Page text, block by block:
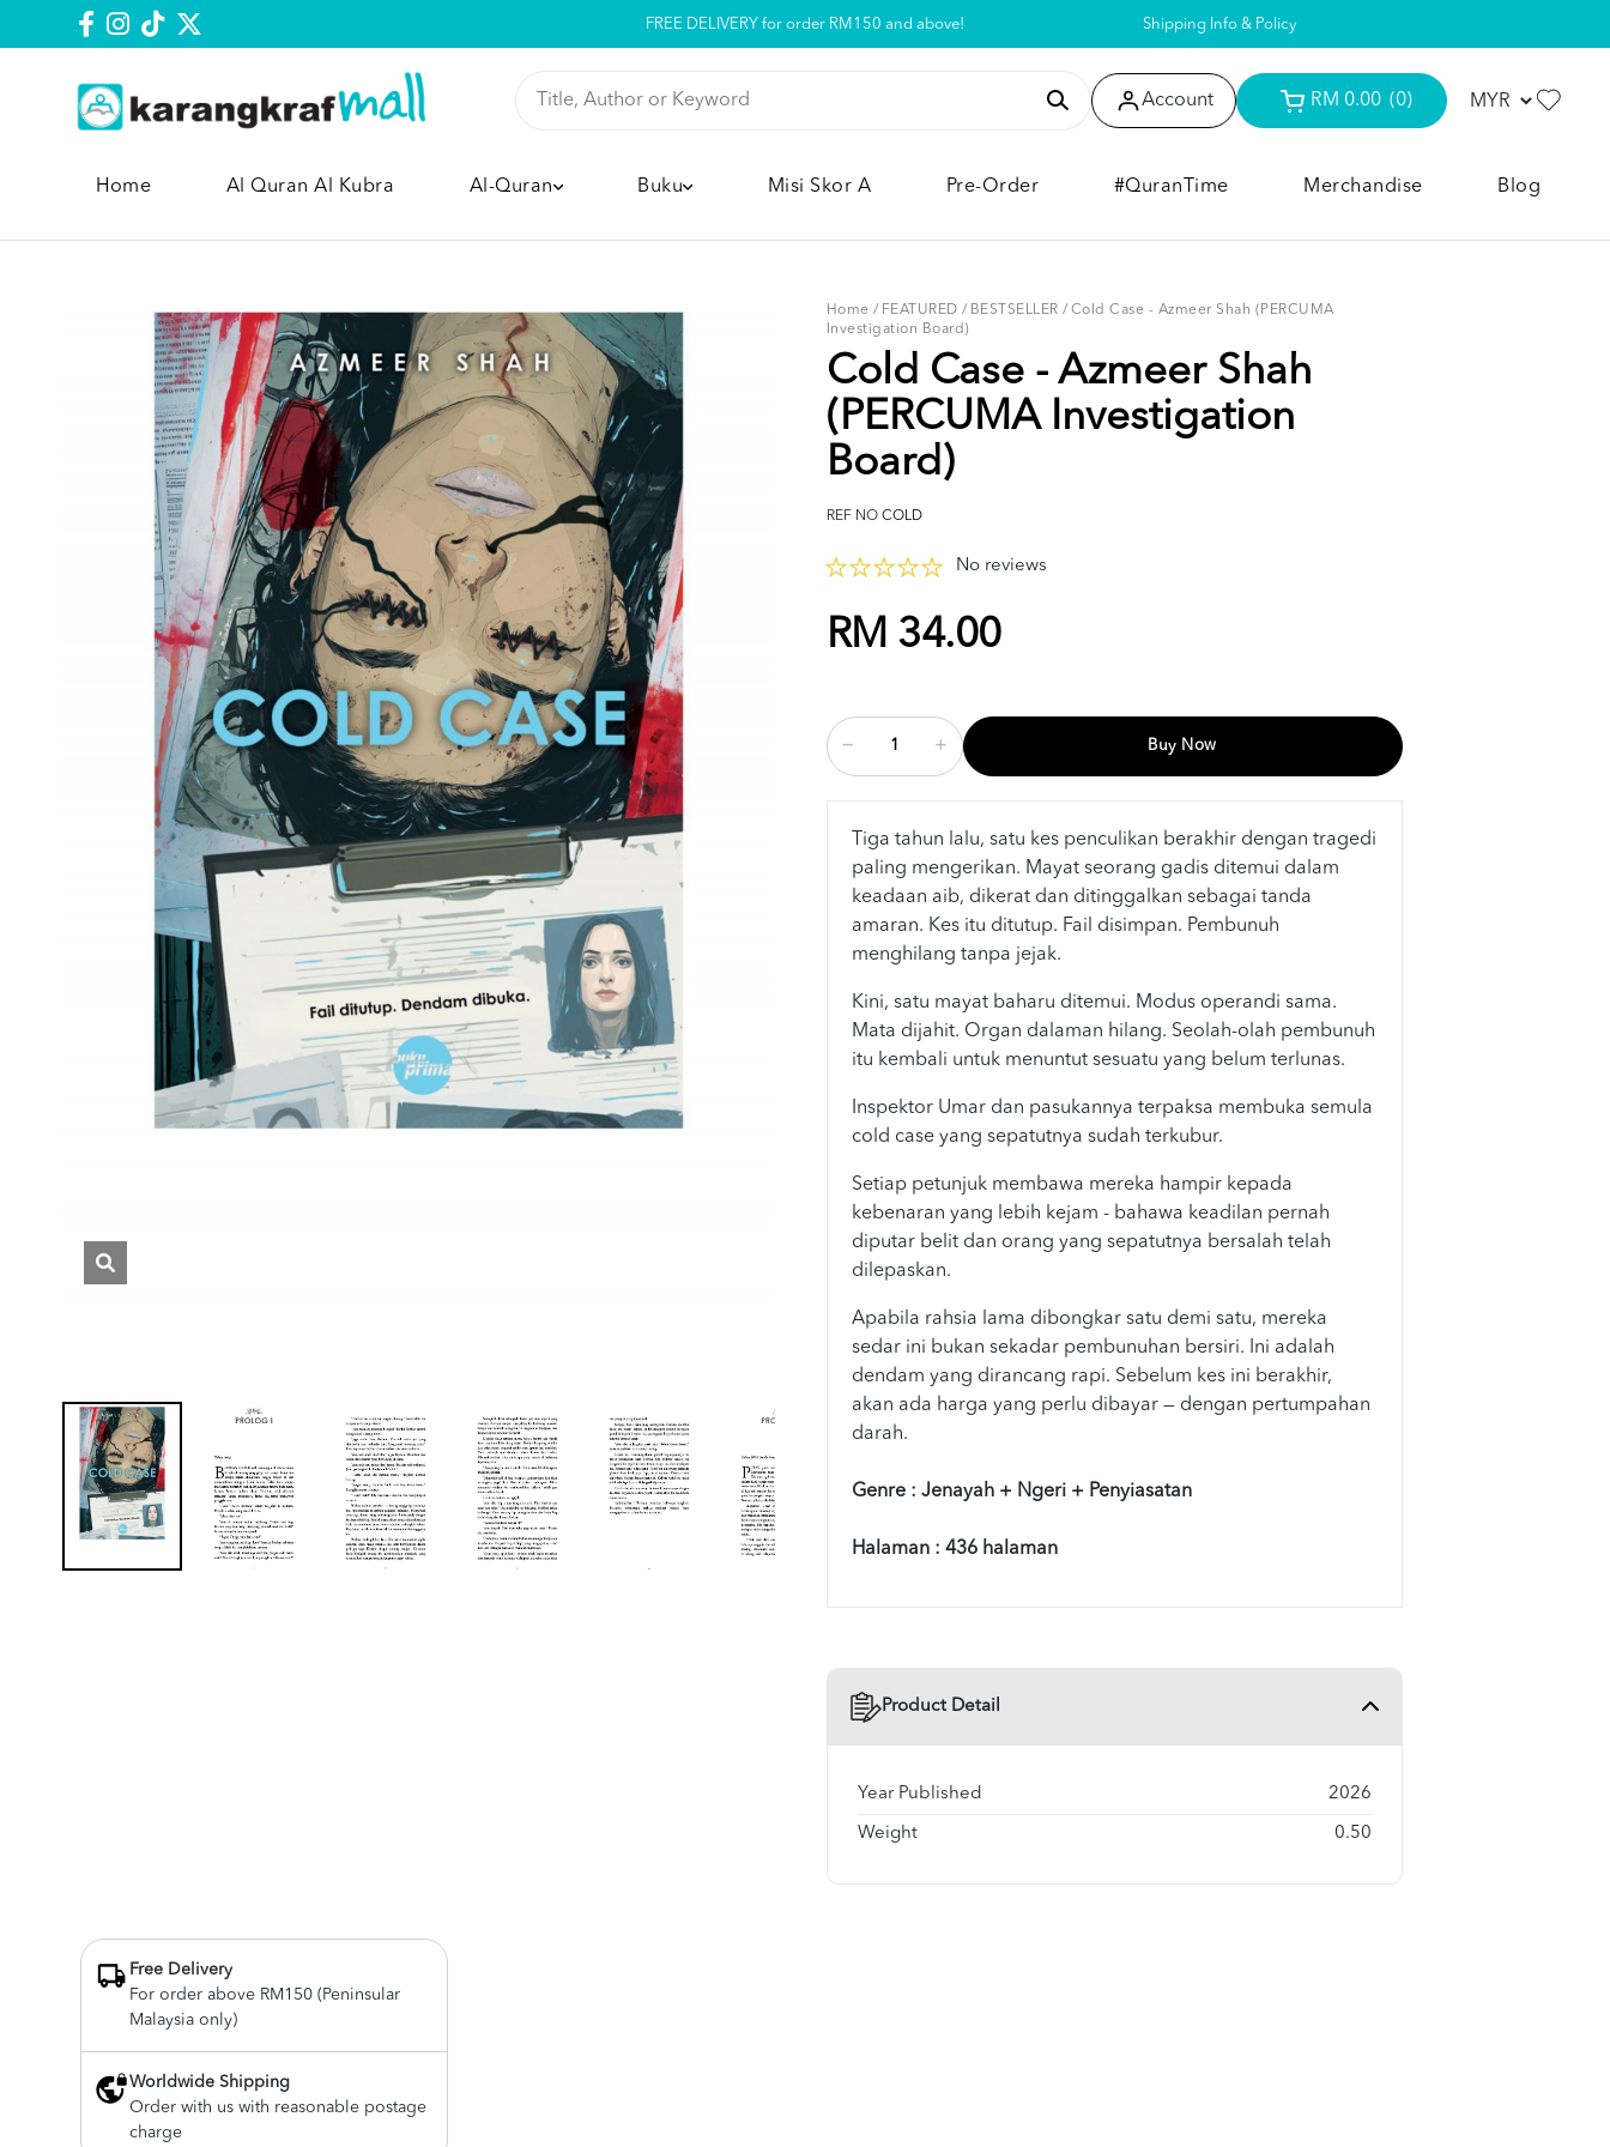
Pickup option is available at our store Shipping Info & Policy
Account RM 0.00 (0)
Home Al Quran Al Kubra Al-Quran Buku Misi Skor A Pre-Order #QuranTime Merchandise Blog
Home / FEATURED / BESTSELLER / Cold Case - Azmeer Shah (PERCUMA
Investigation Board)
Cold Case - Azmeer Shah
(PERCUMA Investigation
Board)
REF NO COLD
No reviews
RM 34.00
Buy Now
Tiga tahun lalu, satu kes penculikan berakhir dengan tragedi
paling mengerikan. Mayat seorang gadis ditemui dalam
keadaan aib, dikerat dan ditinggalkan sebagai tanda
amaran. Kes itu ditutup. Fail disimpan. Pembunuh
menghilang tanpa jejak.
Kini, satu mayat baharu ditemui. Modus operandi sama.
Mata dijahit. Organ dalaman hilang. Seolah-olah pembunuh
itu kembali untuk menuntut sesuatu yang belum terlunas.
Inspektor Umar dan pasukannya terpaksa membuka semula
cold case yang sepatutnya sudah terkubur.
Setiap petunjuk membawa mereka hampir kepada
kebenaran yang lebih kejam - bahawa keadilan pernah
diputar belit dan orang yang sepatutnya bersalah telah
dilepaskan.
Apabila rahsia lama dibongkar satu demi satu, mereka
sedar ini bukan sekadar pembunuhan bersiri. Ini adalah
dendam yang dirancang rapi. Sebelum kes ini berakhir,
akan ada harga yang perlu dibayar — dengan pertumpahan
darah.
Genre : Jenayah + Ngeri + Penyiasatan
Halaman : 436 halaman
Product Detail
Year Published 2026
Weight 0.50
Free Delivery
For order above RM150 (Peninsular
Malaysia only)
Worldwide Shipping
Order with us with reasonable postage
charge